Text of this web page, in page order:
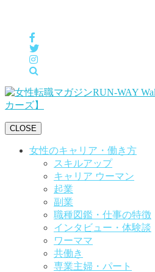
CLOSE
女性のキャリア・働き方
スキルアップ
キャリア ウーマン
起業
副業
職種図鑑・仕事の特徴
インタビュー・体験談
ワーママ
共働き
専業主婦・パート